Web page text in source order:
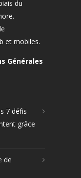
du
et mobiles.
Générales
7 défis
grâce
de